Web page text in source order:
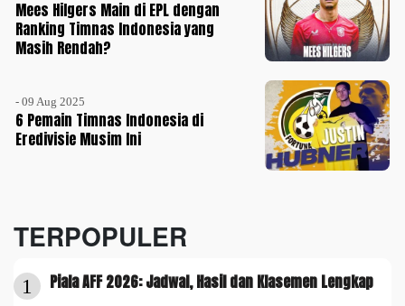
Mees Hilgers Main di EPL dengan
Ranking Timnas Indonesia yang
Masih Rendah?
- 09 Aug 2025
6 Pemain Timnas Indonesia di
Eredivisie Musim Ini
TERPOPULER
1 Piala AFF 2026: Jadwal, Hasil dan Klasemen Lengkap